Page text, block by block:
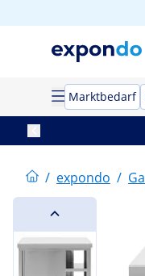
Marktbedarf
/ expondo /